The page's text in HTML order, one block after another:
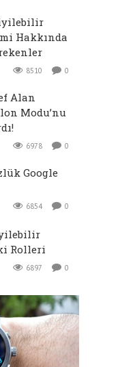
Hakkında
8510 0
Alan
Modu’nu
6978 0
Google
6854 0
Rolleri
6897 0